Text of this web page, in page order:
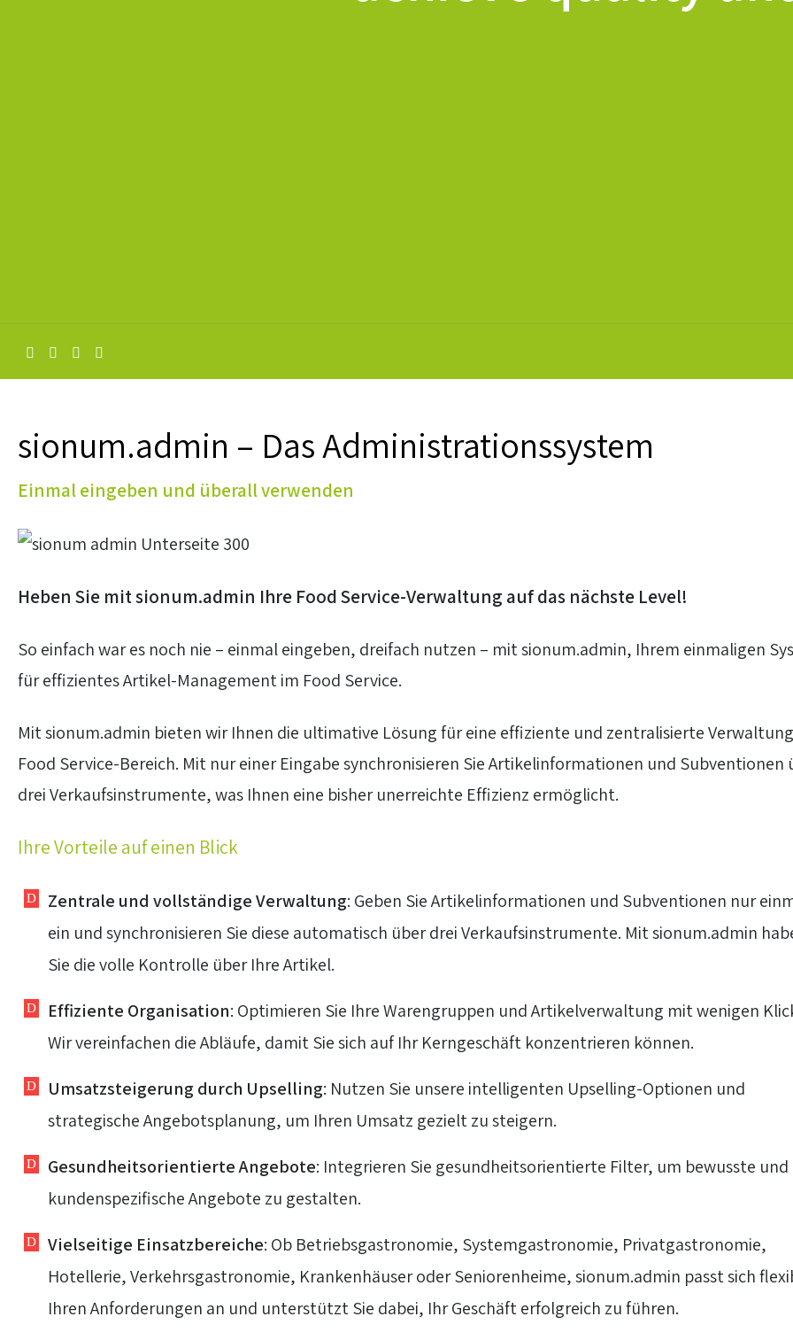
sionum.admin – Das Administrationssystem
Einmal eingeben und überall verwenden
Heben Sie mit sionum.admin Ihre Food Service-Verwaltung auf das nächste Level!
So einfach war es noch nie – einmal eingeben, dreifach nutzen – mit sionum.admin, Ihrem einmaligen
für effizientes Artikel-Management im Food Service.
Mit sionum.admin bieten wir Ihnen die ultimative Lösung für eine effiziente und zentralisierte
Food Service-Bereich. Mit nur einer Eingabe synchronisieren Sie Artikelinformationen und Subventionen
drei Verkaufsinstrumente, was Ihnen eine bisher unerreichte Effizienz ermöglicht.
Ihre Vorteile auf einen Blick
Zentrale und vollständige Verwaltung: Geben Sie Artikelinformationen und Subventionen nur
ein und synchronisieren Sie diese automatisch über drei Verkaufsinstrumente. Mit sionum.admin
Sie die volle Kontrolle über Ihre Artikel.
Effiziente Organisation: Optimieren Sie Ihre Warengruppen und Artikelverwaltung mit wenigen
Wir vereinfachen die Abläufe, damit Sie sich auf Ihr Kerngeschäft konzentrieren können.
Umsatzsteigerung durch Upselling: Nutzen Sie unsere intelligenten Upselling-Optionen und
strategische Angebotsplanung, um Ihren Umsatz gezielt zu steigern.
Gesundheitsorientierte Angebote: Integrieren Sie gesundheitsorientierte Filter, um bewusste und
kundenspezifische Angebote zu gestalten.
Vielseitige Einsatzbereiche: Ob Betriebsgastronomie, Systemgastronomie, Privatgastronomie,
Hotellerie, Verkehrsgastronomie, Krankenhäuser oder Seniorenheime, sionum.admin passt sich
Ihren Anforderungen an und unterstützt Sie dabei, Ihr Geschäft erfolgreich zu führen.